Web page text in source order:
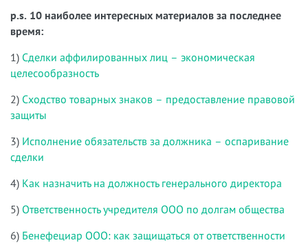
p.s. 10 наиболее интересных материалов за последнее
время:
1) Сделки аффилированных лиц – экономическая
целесообразность
2) Сходство товарных знаков – предоставление правовой
защиты
3) Исполнение обязательств за должника – оспаривание
сделки
4) Как назначить на должность генерального директора
5) Ответственность учредителя ООО по долгам общества
6) Бенефециар ООО: как защищаться от ответственности